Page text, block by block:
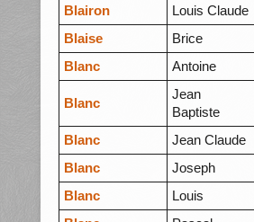
Blairon
Louis Claude
Blaise
Brice
Blanc
Antoine
Blanc
Jean
Baptiste
Blanc Jean Claude
Blanc
Joseph
Blanc
Louis